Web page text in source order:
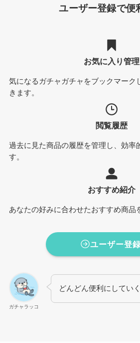
ユーザー登録で便
お気に入り管理
気になるガチャガチャをブックマーク
きます。
閲覧履歴
過去に見た商品の履歴を管理し、効率
す。
おすすめ紹介
あなたの好みに合わせたおすすめ商品
ユーザー登録
ガチャラッコ
どんどん便利にしてい